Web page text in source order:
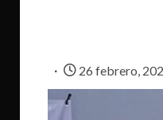
26 febrero,